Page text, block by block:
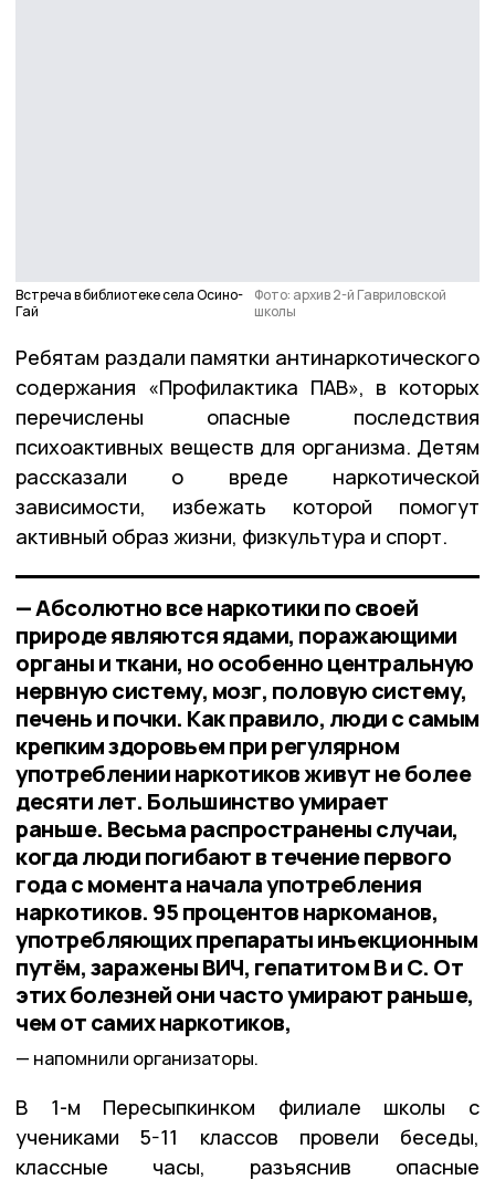
Встреча в библиотеке села Осино-
Гай
Фото: архив 2-й Гавриловской
школы
Ребятам раздали памятки антинаркотического
содержания «Профилактика ПАВ», в которых
перечислены опасные последствия
психоактивных веществ для организма. Детям
рассказали о вреде наркотической
зависимости, избежать которой помогут
активный образ жизни, физкультура и спорт.
— Абсолютно все наркотики по своей
природе являются ядами, поражающими
органы и ткани, но особенно центральную
нервную систему, мозг, половую систему,
печень и почки. Как правило, люди с самым
крепким здоровьем при регулярном
употреблении наркотиков живут не более
десяти лет. Большинство умирает
раньше. Весьма распространены случаи,
когда люди погибают в течение первого
года с момента начала употребления
наркотиков. 95 процентов наркоманов,
употребляющих препараты инъекционным
путём, заражены ВИЧ, гепатитом В и С. От
этих болезней они часто умирают раньше,
чем от самих наркотиков,
напомнили организаторы.
В 1-м Пересыпкинком филиале школы с
учениками 5-11 классов провели беседы,
классные часы, разъяснив опасные